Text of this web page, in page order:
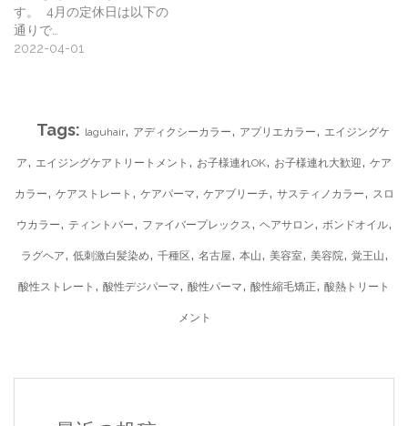
す。⁡ ⁡ 4月の定休日は以下の
通りで…
2022-04-01
Tags: laguhair, アディクシーカラー, アプリエカラー, エイジングケ
ア, エイジングケアトリートメント , お子様連れOK, お子様連れ大歓迎, ケア
カラー, ケアストレート , ケアパーマ, ケアブリーチ, サスティノカラー, スロ
ウカラー, ティントバー, ファイバープレックス , ヘアサロン, ボンドオイル,
ラグヘア, 低刺激白髪染め, 千種区, 名古屋, 本山, 美容室, 美容院, 覚王山,
酸性ストレート , 酸性デジパーマ, 酸性パーマ, 酸性縮毛矯正, 酸熱トリート
メント